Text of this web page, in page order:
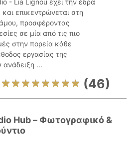
- Lia Lignou έχει την έδρα
επικεντρώνεται στη
προσφέροντας
σε μία από τις πιο
στην πορεία κάθε
εργασίας της
ανάδειξη ...
(46)
Hub – Φωτογραφικό &